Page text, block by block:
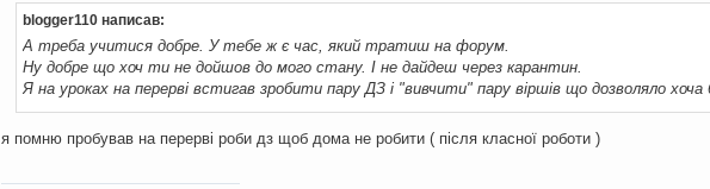
blogger110 написав:
А треба учитися добре. У тебе ж є час, який тратиш на форум.
Ну добре що хоч ти не дойшов до мого стану. І не дайдеш через карантин.
Я на уроках на перерві встигав зробити пару ДЗ і "вивчити" пару віршів що дозволяло
я помню пробував на перерві роби дз щоб дома не робити ( після класної роботи )